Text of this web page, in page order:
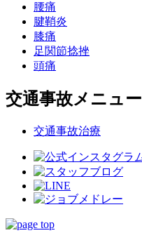
腰痛
腱鞘炎
膝痛
足関節捻挫
頭痛
交通事故メニュー
交通事故治療